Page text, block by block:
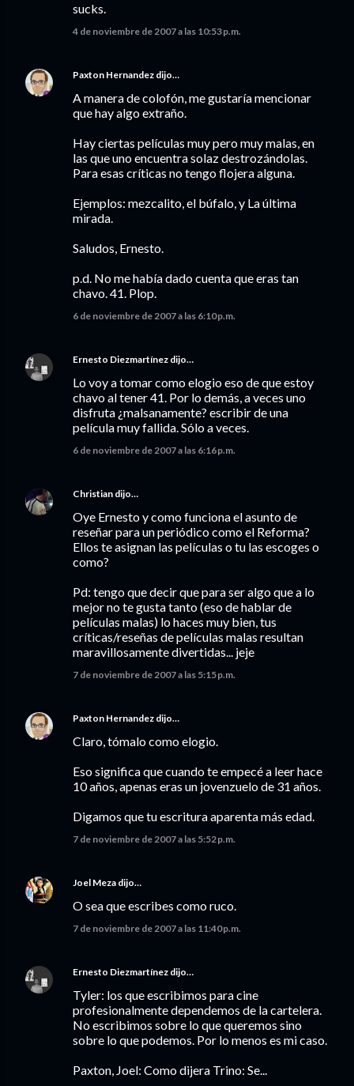
sucks.
4 de noviembre de 2007 a las 10:53 p.m.
Paxton Hernandez dijo…
A manera de colofón, me gustaría mencionar
que hay algo extraño.
Hay ciertas películas muy pero muy malas, en
las que uno encuentra solaz destrozándolas.
Para esas críticas no tengo flojera alguna.
Ejemplos: mezcalito, el búfalo, y La última
mirada.
Saludos, Ernesto.
p.d. No me había dado cuenta que eras tan
chavo. 41. Plop.
6 de noviembre de 2007 a las 6:10 p.m.
Ernesto Diezmartínez dijo…
Lo voy a tomar como elogio eso de que estoy
chavo al tener 41. Por lo demás, a veces uno
disfruta ¿malsanamente? escribir de una
película muy fallida. Sólo a veces.
6 de noviembre de 2007 a las 6:16 p.m.
Christian dijo…
Oye Ernesto y como funciona el asunto de
reseñar para un periódico como el Reforma?
Ellos te asignan las películas o tu las escoges o
como?
Pd: tengo que decir que para ser algo que a lo
mejor no te gusta tanto (eso de hablar de
películas malas) lo haces muy bien, tus
críticas/reseñas de películas malas resultan
maravillosamente divertidas... jeje
7 de noviembre de 2007 a las 5:15 p.m.
Paxton Hernandez dijo…
Claro, tómalo como elogio.
Eso significa que cuando te empecé a leer hace
10 años, apenas eras un jovenzuelo de 31 años.
Digamos que tu escritura aparenta más edad.
7 de noviembre de 2007 a las 5:52 p.m.
Joel Meza dijo…
O sea que escribes como ruco.
7 de noviembre de 2007 a las 11:40 p.m.
Ernesto Diezmartínez dijo…
Tyler: los que escribimos para cine
profesionalmente dependemos de la cartelera.
No escribimos sobre lo que queremos sino
sobre lo que podemos. Por lo menos es mi caso.
Paxton, Joel: Como dijera Trino: Se...